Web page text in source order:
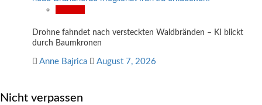
Drohne fahndet nach versteckten Waldbränden – KI blickt
durch Baumkronen
Anne Bajrica August 7, 2026
Nicht verpassen